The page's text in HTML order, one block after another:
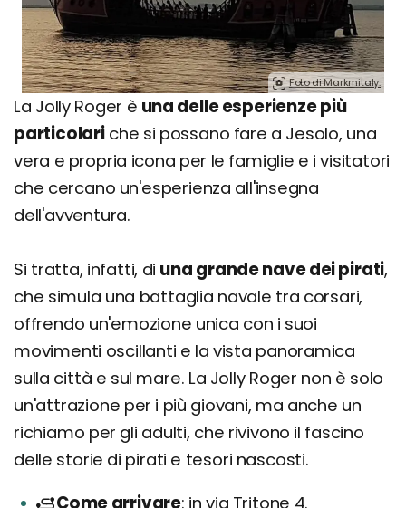
Foto di Markmitaly.
La Jolly Roger è una delle esperienze più
particolariche si possano fare a Jesolo, una
vera e propria icona per le famiglie e i visitatori
che cercano un'esperienza all'insegna
dell'avventura.
Si tratta, infatti, di una grande nave dei pirati,
che simula una battaglia navale tra corsari,
offrendo un'emozione unica con i suoi
movimenti oscillanti e la vista panoramica
sulla città e sul mare. La Jolly Roger non è solo
un'attrazione per i più giovani, ma anche un
richiamo per gli adulti, che rivivono il fascino
delle storie di pirati e tesori nascosti.
Come arrivare in via Tritone 4.